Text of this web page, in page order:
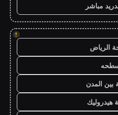
مباشر
!
الرياض
المدن